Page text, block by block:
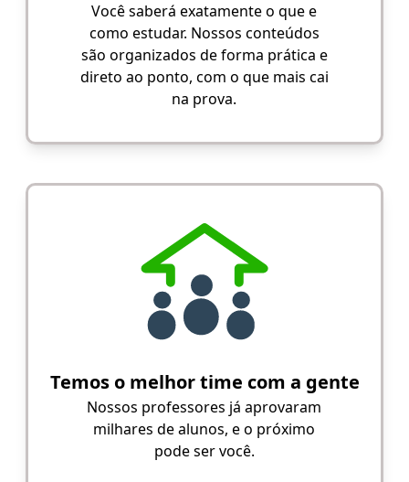
Você saberá exatamente o que e
como estudar. Nossos conteúdos
são organizados de forma prática e
direto ao ponto, com o que mais cai
na prova.
Temos o melhor time com a gente
Nossos professores já aprovaram
milhares de alunos, e o próximo
pode ser você.